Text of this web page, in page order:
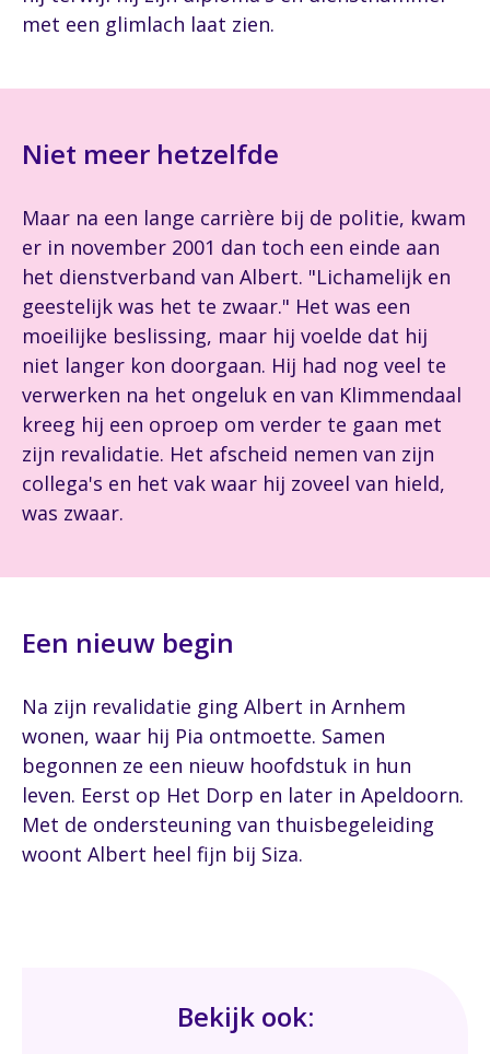
met een glimlach laat zien.
Niet meer hetzelfde
Maar na een lange carrière bij de politie, kwam
er in november 2001 dan toch een einde aan
het dienstverband van Albert. "Lichamelijk en
geestelijk was het te zwaar." Het was een
moeilijke beslissing, maar hij voelde dat hij
niet langer kon doorgaan. Hij had nog veel te
verwerken na het ongeluk en van Klimmendaal
kreeg hij een oproep om verder te gaan met
zijn revalidatie. Het afscheid nemen van zijn
collega's en het vak waar hij zoveel van hield,
was zwaar.
Een nieuw begin
Na zijn revalidatie ging Albert in Arnhem
wonen, waar hij Pia ontmoette. Samen
begonnen ze een nieuw hoofdstuk in hun
leven. Eerst op Het Dorp en later in Apeldoorn.
Met de ondersteuning van thuisbegeleiding
woont Albert heel fijn bij Siza.
Bekijk ook: